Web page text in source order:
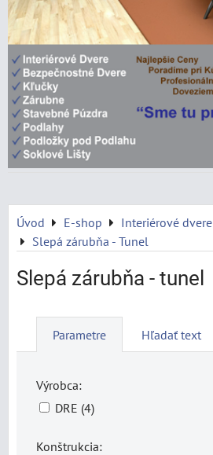
Úvod E-shop Interiérové dvere
Slepá zárubňa - Tunel
Slepá zárubňa - tunel
Parametre Hľadať text
Výrobca:
DRE (4)
Konštrukcia: